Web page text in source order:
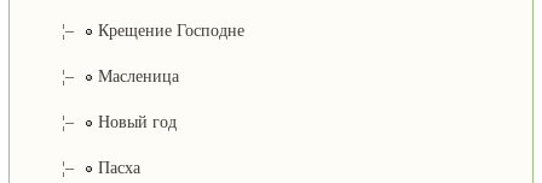
¦– Крещение Господне
¦– Масленица
¦– Новый год
¦– Пасха